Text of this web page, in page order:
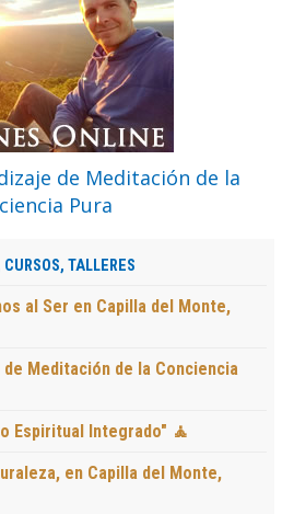
CURSOS, TALLERES
al Ser en Capilla del Monte,
Meditación de la Conciencia
Espiritual Integrado" 🧘
en Capilla del Monte,